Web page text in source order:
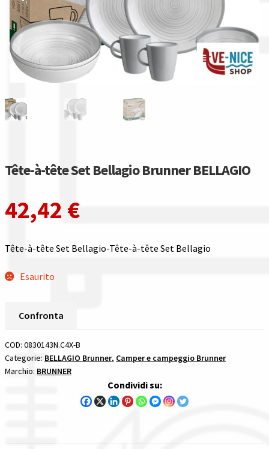
Acquisti in rete pubblica amministrazione
Assicurazione integrativa Garanzia3
Diritto di recesso
Guida all’utilizzo del sito
Pagamenti
Privacy policy
Confronta
Confronta
I nostri negozi
Tête-à-tête Set Bellagio Brunner BELLAGIO
42,42 €
Tête-à-tête Set Bellagio-Tête-à-tête Set Bellagio
Esaurito
Confronta
COD: 0830143N.C4X-B
Categorie: BELLAGIO Brunner, Camper e campeggio Brunner
Marchio: BRUNNER
Condividi su: